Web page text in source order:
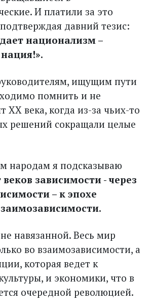
И платили за это
давний тезис:
национализм –
ищущим пути
помнить и не
ХХ века, когда из-за чьих-то
решений сокращали целые
народам я подсказываю
веков зависимости - через
– к эпохе
навязанной. Весь мир
во взаимозависимости, а
которая ведет к
и экономики, что в
очередной революцией.